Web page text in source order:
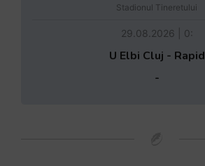
Stadionul Tineretului
29.08.2026 | 0:
U Elbi Cluj - Rapid
-